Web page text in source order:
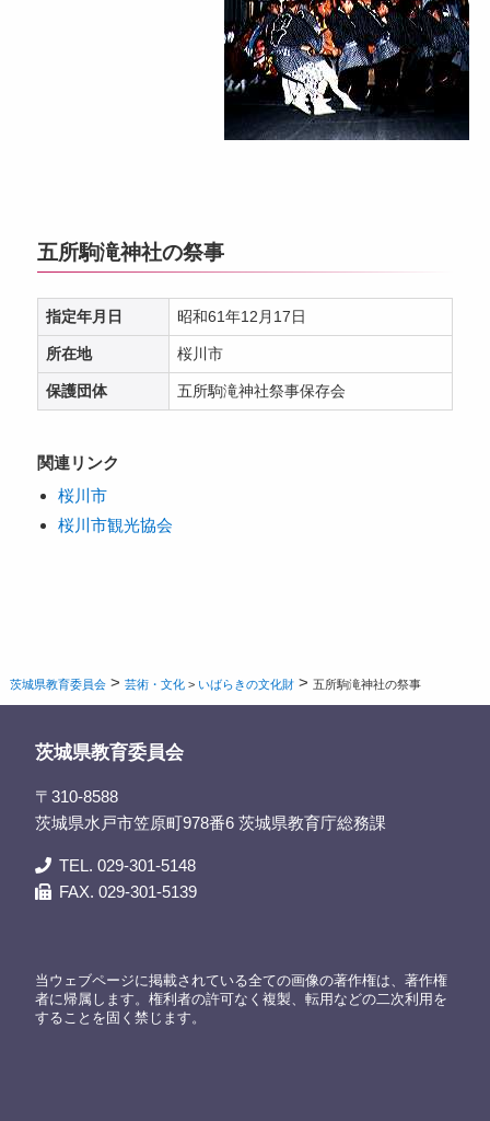
五所駒滝神社の祭事
指定年月日 昭和61年12月17日
所在地 桜川市
保護団体 五所駒滝神社祭事保存会
関連リンク
桜川市
桜川市観光協会
茨城県教育委員会 >芸術・文化 > いばらきの文化財 >五所駒滝神社の祭事
茨城県教育委員会
〒310-8588
茨城県水戸市笠原町978番6 茨城県教育庁総務課
TEL. 029-301-5148
FAX. 029-301-5139
当ウェブページに掲載されている全ての画像の著作権は、著作権
者に帰属します。権利者の許可なく複製、転用などの二次利用を
することを固く禁じます。